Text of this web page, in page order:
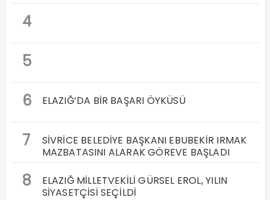
4
5
6
ELAZIĞ’DA BİR BAŞARI ÖYKÜSÜ
7
SİVRİCE BELEDİYE BAŞKANI EBUBEKİR IRMAK
MAZBATASINI ALARAK GÖREVE BAŞLADI
8
ELAZIĞ MİLLETVEKİLİ GÜRSEL EROL, YILIN
SİYASETÇİSİ SEÇİLDİ